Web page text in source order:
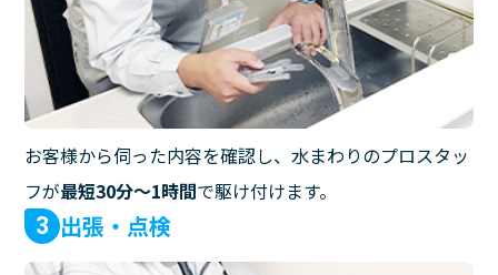
お客様から伺った内容を確認し、水まわりのプロスタッ
フが最短30分〜1時間で駆け付けます。
3 出張・点検